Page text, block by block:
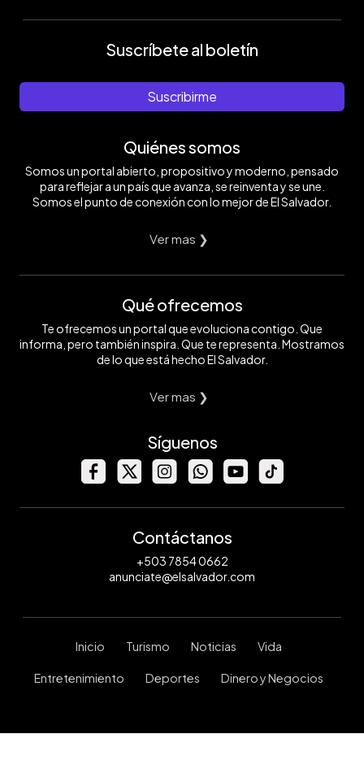
Suscríbete al boletín
Suscribirme
Quiénes somos
Somos un portal abierto, propositivo y moderno, pensado
para reflejar a un país que avanza, se reinventa y se une.
Somos el punto de conexión con lo mejor de El Salvador.
Ver mas ❯
Qué ofrecemos
Te ofrecemos un portal que evoluciona contigo. Que
informa, pero también inspira. Que te representa. Mostramos
de lo que está hecho El Salvador.
Ver mas ❯
Síguenos
Contáctanos
+503 7854 0662
anunciate@elsalvador.com
Inicio Turismo Noticias Vida
Entretenimiento Deportes Dinero y Negocios